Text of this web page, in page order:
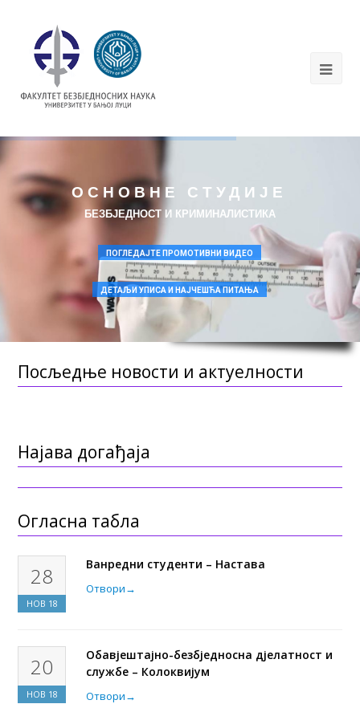
ОСНОВНЕ СТУДИЈЕ
БЕЗБЈЕДНОСТ И КРИМИНАЛИСТИКА
ПОГЛЕДАЈТЕ ПРОМОТИВНИ ВИДЕО
ДЕТАЉИ УПИСА И НАЈЧЕШЋА ПИТАЊА
Посљедње новости и актуелности
Најава догађаја
Огласна табла
28
НОВ 18
Ванредни студенти – Настава
Отвори→
20
НОВ 18
Обавјештајно-безбједносна дјелатност и
службе – Колоквијум
Отвори→